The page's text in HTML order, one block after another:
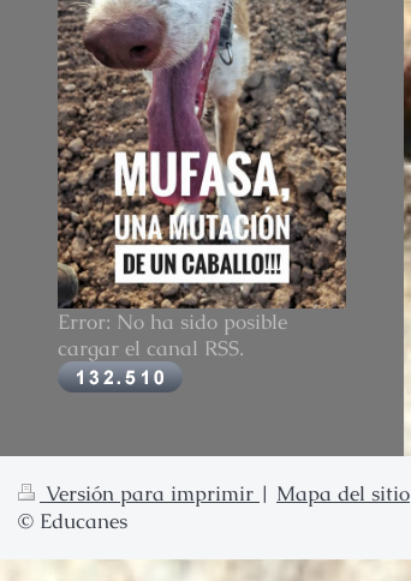
Error: No ha sido posible
cargar el canal RSS.
Versión para imprimir | Mapa del sitio
© Educanes